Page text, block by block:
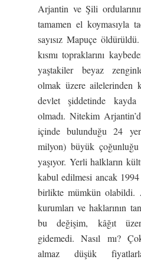
Arjantin ve Şili
tamamen el koymasıyla
sayısız Mapuçe
kısmı topraklarını
yaştakiler beyaz
olmak üzere ailelerinden
devlet şiddetinde
olmadı. Nitekim
içinde bulunduğu 24
milyon) büyük
yaşıyor. Yerli halkların
kabul edilmesi ancak
birlikte mümkün olabildi.
kurumları ve haklarının
bu değişim, kâğıt
gidemedi. Nasıl mı?
almaz düşük